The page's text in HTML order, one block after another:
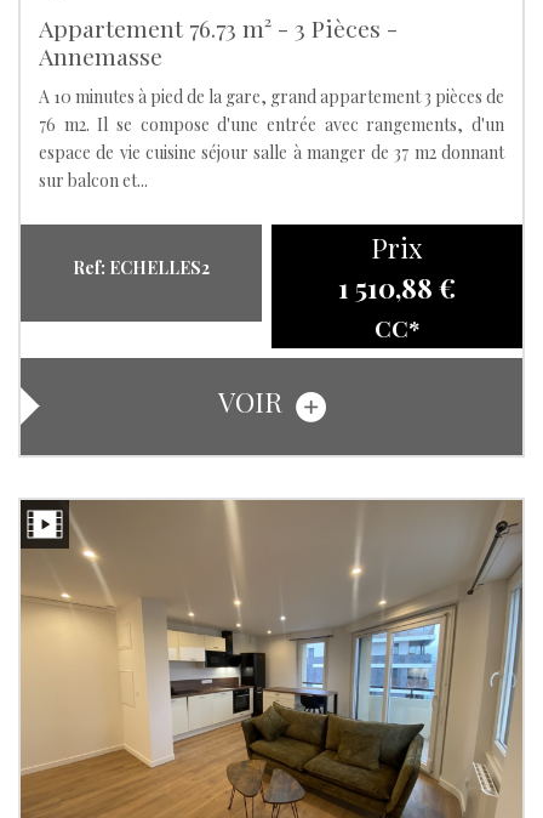
Appartement 76.73 m² - 3 Pièces -
Annemasse
A 10 minutes à pied de la gare, grand appartement 3 pièces de
76 m2. Il se compose d'une entrée avec rangements, d'un
espace de vie cuisine séjour salle à manger de 37 m2 donnant
sur balcon et...
Ref: ECHELLES2
Prix
1 510,88 €
CC*
VOIR